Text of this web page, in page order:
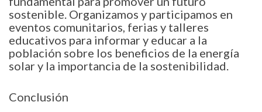
sostenible. Organizamos y participamos en
eventos comunitarios, ferias y talleres
educativos para informar y educar a la
población sobre los beneficios de la energía
solar y la importancia de la sostenibilidad.
Conclusión